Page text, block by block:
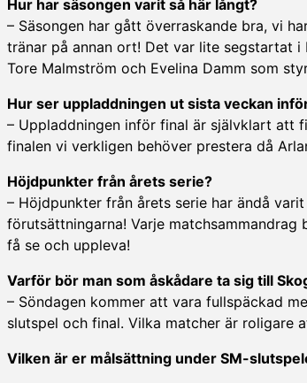
Hur har säsongen varit så här långt?
– Säsongen har gått överraskande bra, vi
tränar på annan ort! Det var lite segstartat
Tore Malmström och Evelina Damm som
Hur ser uppladdningen ut sista veckan
– Uppladdningen inför final är självklart att
finalen vi verkligen behöver prestera då
Höjdpunkter från årets serie?
– Höjdpunkter från årets serie har ändå
förutsättningarna! Varje
få se och uppleva!
Varför bör man som åskådare ta sig till
– Söndagen kommer att vara fullspäckad
slutspel och final. Vilka matcher är roligare
Vilken är er målsättning under SM-